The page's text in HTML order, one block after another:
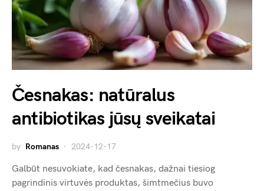
Česnakas: natūralus
antibiotikas jūsų sveikatai
by Romanas 2024-12-17
Galbūt nesuvokiate, kad česnakas, dažnai tiesiog
pagrindinis virtuvės produktas, šimtmečius buvo